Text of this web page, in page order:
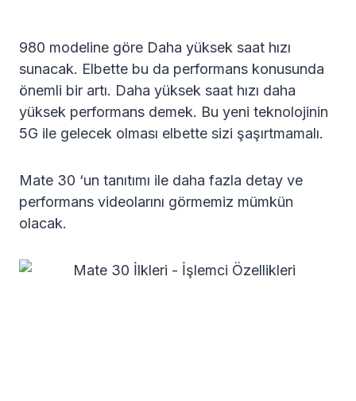
980 modeline göre Daha yüksek saat hızı
sunacak. Elbette bu da performans konusunda
önemli bir artı. Daha yüksek saat hızı daha
yüksek performans demek. Bu yeni teknolojinin
5G ile gelecek olması elbette sizi şaşırtmamalı.
Mate 30 ‘un tanıtımı ile daha fazla detay ve
performans videolarını görmemiz mümkün
olacak.